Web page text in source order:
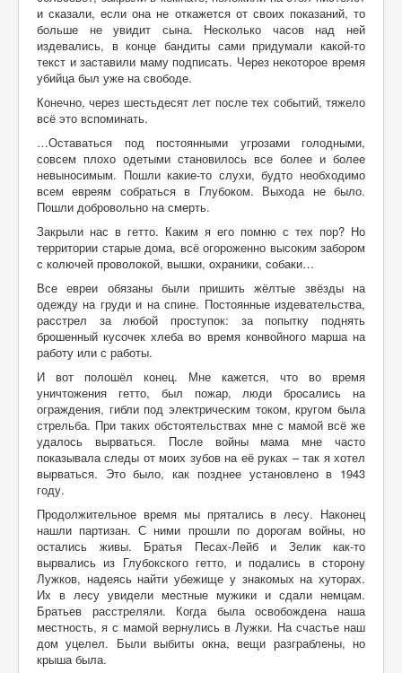
и сказали, если она не откажется от своих показаний, то
больше не увидит сына. Несколько часов над ней
издевались, в конце бандиты сами придумали какой-то
текст и заставили маму подписать. Через некоторое время
убийца был уже на свободе.
Конечно, через шестьдесят лет после тех событий, тяжело
всё это вспоминать.
…Оставаться под постоянными угрозами голодными,
совсем плохо одетыми становилось все более и более
невыносимым. Пошли какие-то слухи, будто необходимо
всем евреям собраться в Глубоком. Выхода не было.
Пошли добровольно на смерть.
Закрыли нас в гетто. Каким я его помню с тех пор? Но
территории старые дома, всё огороженно высоким забором
с колючей проволокой, вышки, охраники, собаки…
Все евреи обязаны были пришить жёлтые звёзды на
одежду на груди и на спине. Постоянные издевательства,
расстрел за любой проступок: за попытку поднять
брошенный кусочек хлеба во время конвойного марша на
работу или с работы.
И вот полошёл конец. Мне кажется, что во время
уничтожения гетто, был пожар, люди бросались на
ограждения, гибли под электрическим током, кругом была
стрельба. При таких обстоятельствах мне с мамой всё же
удалось вырваться. После войны мама мне часто
показывала следы от моих зубов на её руках – так я хотел
вырваться. Это было, как позднее установлено в 1943
году.
Продолжительное время мы прятались в лесу. Наконец
нашли партизан. С ними прошли по дорогам войны, но
остались живы. Братья Песах-Лейб и Зелик как-то
вырвались из Глубокского гетто, и подались в сторону
Лужков, надеясь найти убежище у знакомых на хуторах.
Их в лесу увидели местные мужики и сдали немцам.
Братьев расстреляли. Когда была освобождена наша
местность, я с мамой вернулись в Лужки. На счастье наш
дом уцелел. Были выбиты окна, вещи разграблены, но
крыша была.